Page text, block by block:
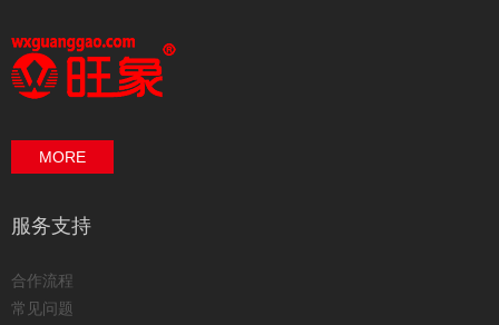
MORE
服务支持
合作流程
常见问题